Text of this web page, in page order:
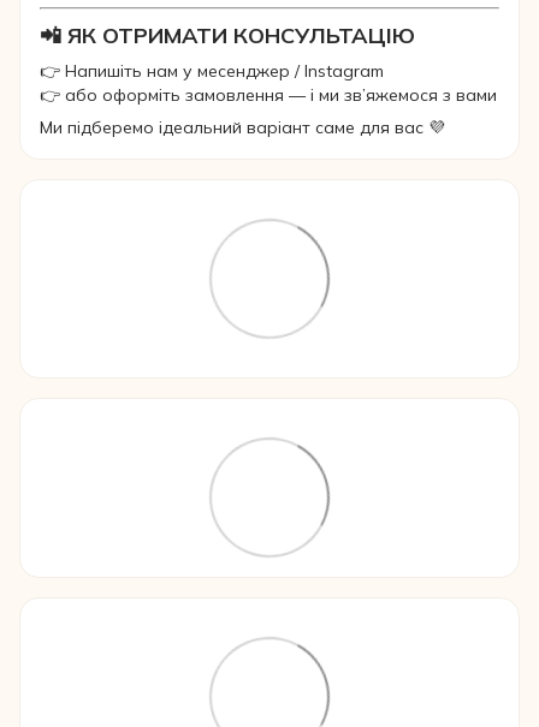
📲 ЯК ОТРИМАТИ КОНСУЛЬТАЦІЮ
👉 Напишіть нам у месенджер / Instagram
👉 або оформіть замовлення — і ми зв’яжемося з вами
Ми підберемо ідеальний варіант саме для вас 💜